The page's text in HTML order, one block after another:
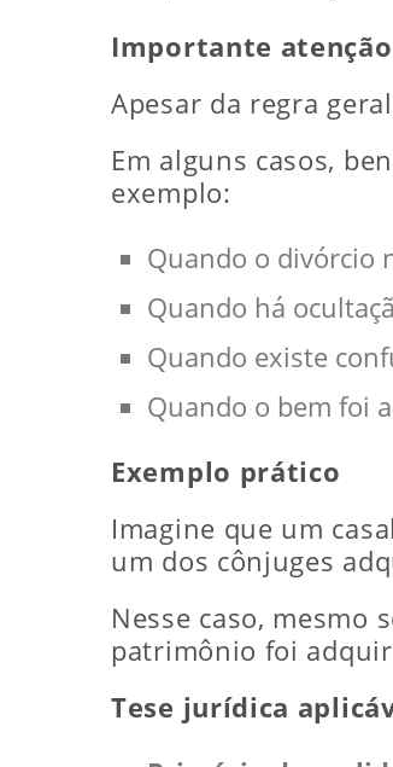
Importante atenção
Apesar da regra
Em alguns casos,
exemplo:
Quando o divórcio
Quando há
Quando existe
Quando o bem foi
Exemplo prático
Imagine que um
um dos cônjuges
Nesse caso, mesmo
patrimônio foi
Tese jurídica